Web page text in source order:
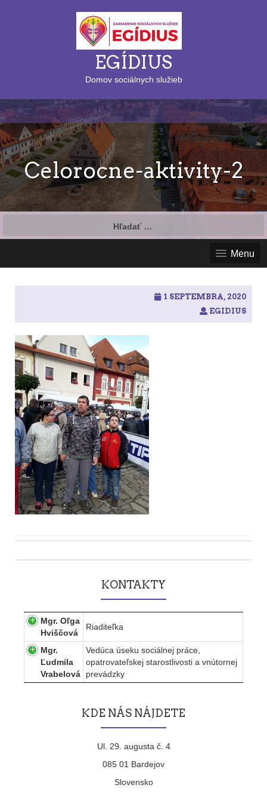
EGÍDIUS
Domov sociálnych služieb
Celorocne-aktivity-2
Menu
1 SEPTEMBRA, 2020
EGIDIUS
navigation
KONTAKTY
Mgr. Oľga
Hviščová
Riaditeľka
Mgr.
Ľudmila
Vrabelová
Vedúca úseku sociálnej práce,
opatrovateľskej starostlivosti a vnútornej
prevádzky
KDE NÁS NÁJDETE
Ul. 29. augusta č. 4
085 01 Bardejov
Slovensko